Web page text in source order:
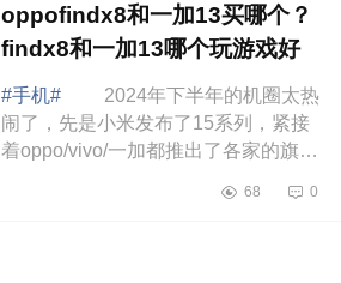
oppofindx8和一加13买哪个？
findx8和一加13哪个玩游戏好
#手机#
2024年下半年的机圈太热
闹了，先是小米发布了15系列，紧接
着oppo/vivo/一加都推出了各家的旗舰
介绍下oppofindx8和一加13买哪个？
68 0